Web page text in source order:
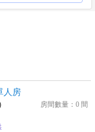
人房
房間數量：0 間